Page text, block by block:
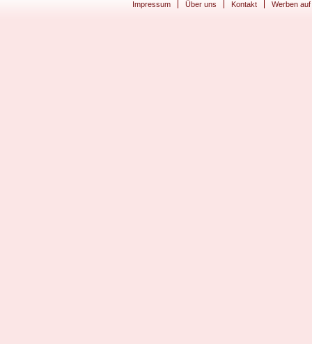
Impressum Über uns Kontakt Werben